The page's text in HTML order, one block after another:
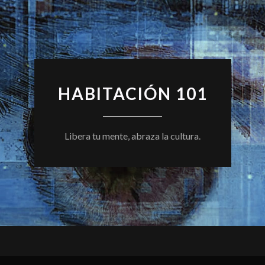
HABITACIÓN 101
Libera tu mente, abraza la cultura.